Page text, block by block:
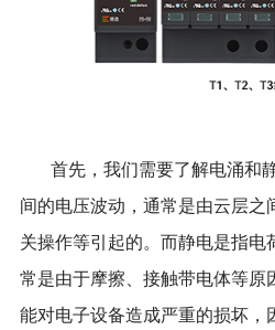
首先，我们需要了解电涌和
间的电压波动，通常是由云层之
关操作等引起的。而静电是指电
常是由于摩擦、接触带电体等原
能对电子设备造成严重的损坏，